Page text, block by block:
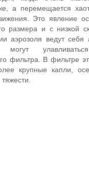
а перемещается
Это явление
размера и с низкой
аэрозоля ведут себя
фильтра. В фильтре
крупные капли,